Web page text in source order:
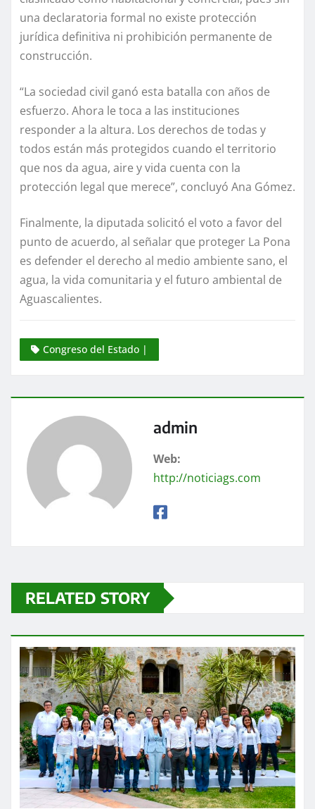
una declaratoria formal no existe protección
jurídica definitiva ni prohibición permanente de
construcción.
“La sociedad civil ganó esta batalla con años de
esfuerzo. Ahora le toca a las instituciones
responder a la altura. Los derechos de todas y
todos están más protegidos cuando el territorio
que nos da agua, aire y vida cuenta con la
protección legal que merece”, concluyó Ana Gómez.
Finalmente, la diputada solicitó el voto a favor del
punto de acuerdo, al señalar que proteger La Pona
es defender el derecho al medio ambiente sano, el
agua, la vida comunitaria y el futuro ambiental de
Aguascalientes.
Congreso del Estado |
admin
Web:
http://noticiags.com
RELATED STORY